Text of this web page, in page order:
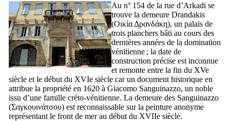
Au n° 154 de la rue d’Arkadi se
trouve la demeure Drandakis
(Οικία Δρανδάκη), un palais de
trois planchers bâti au cours des
dernières années de la domination
vénitienne ; la date de
construction précise est inconnue
et remonte entre la fin du XVe
siècle et le début du XVIe siècle car un document historique en
attribue la propriété en 1620 à Giacomo Sanguinazzo, un noble
issu d’une famille créto-vénitienne. La demeure des Sanguinazzo
(Σαγκουινάτσου) est reconnaissable sur la peinture anonyme
représentant le front de mer au début du XVIIe siècle.